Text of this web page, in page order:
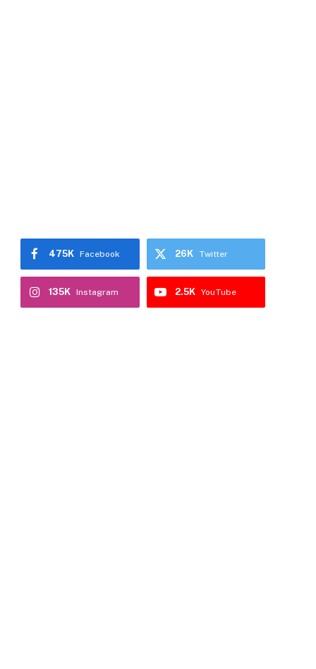
Facebook
475K Twitter
26K
Instagram
135K YouTube
2.5K